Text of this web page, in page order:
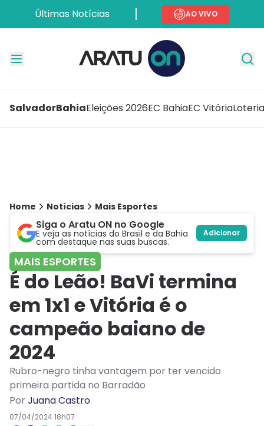
Últimas Notícias AO VIVO
SalvadorBahiaEleições 2026EC BahiaEC Vitória
Home Notícias Mais Esportes
Siga o Aratu ON no Google
E veja as notícias do Brasil e da Bahia
com destaque nas suas buscas.
Adicionar
MAIS ESPORTES
É do Leão! BaVi termina
em 1x1 e Vitória é o
campeão baiano de
2024
Rubro-negro tinha vantagem por ter vencido
primeira partida no Barradão
PorJuana Castro.
07/04/2024 18h07